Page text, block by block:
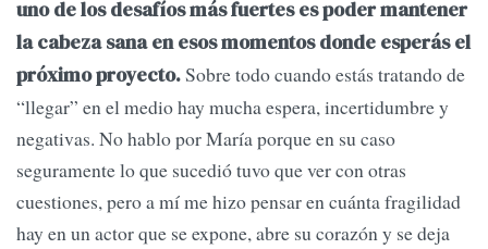
uno de los desafíos más fuertes es poder mantener
la cabeza sana en esos momentos donde esperás el
próximo proyecto.Sobre todo cuando estás tratando de
“llegar” en el medio hay mucha espera, incertidumbre y
negativas. No hablo por María porque en su caso
seguramente lo que sucedió tuvo que ver con otras
cuestiones, pero a mí me hizo pensar en cuánta fragilidad
hay en un actor que se expone, abre su corazón y se deja